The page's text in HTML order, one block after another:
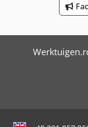
Linde Reachstacker
Linde Sideloader
Lindner Urraco 75